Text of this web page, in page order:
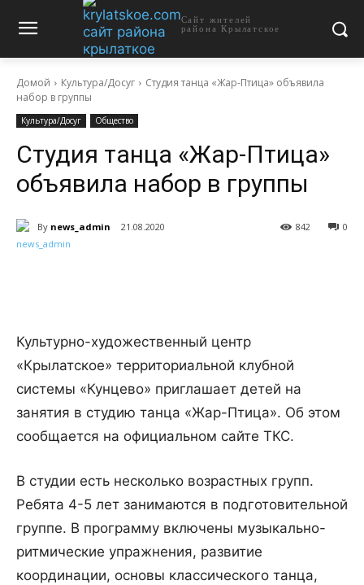
Сайт жителей
района Крылатское
Домой Культура/Досуг
Студия танца «Жар-Птица» объявила
набор в группы
Культура/Досуг Общество
Студия танца «Жар-Птица»
объявила набор в группы
By news_admin 21.08.2020 0
842
Культурно-художественный центр
«Крылатское» территориальной клубной
системы «Кунцево» приглашает детей на
занятия в студию танца «Жар-Птица». Об этом
сообщается на официальном сайте ТКС.
В студии есть несколько возрастных групп.
Ребята 4-5 лет занимаются в подготовительной
группе. В программу включены музыкально-
ритмические упражнения, развитие
координации, основы классического танца,